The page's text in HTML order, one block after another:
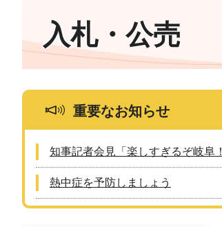
入札・公売
重要なお知らせ
知事記者会見「楽しすぎるぞ岐阜
熱中症を予防しましょう